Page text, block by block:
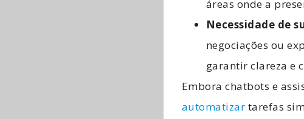
áreas onde a
Necessidade de
negociações ou
garantir clareza e
Embora chatbots e
automatizar tarefas